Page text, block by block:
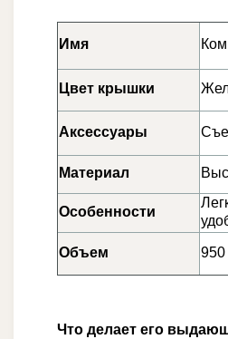
Имя
Цвет крышки
Аксессуары
Материал
Особенности
Объем
Что делает его